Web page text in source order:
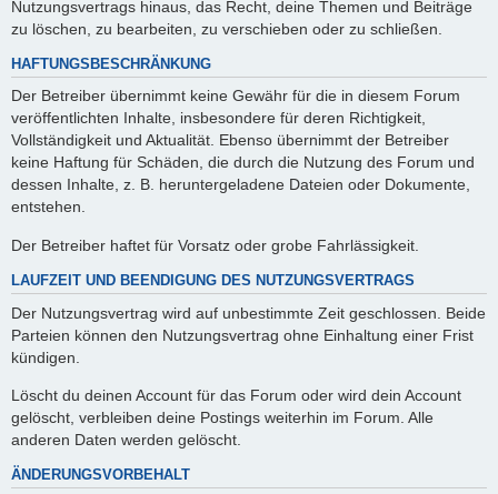
Nutzungsvertrags hinaus, das Recht, deine Themen und Beiträge
zu löschen, zu bearbeiten, zu verschieben oder zu schließen.
HAFTUNGSBESCHRÄNKUNG
Der Betreiber übernimmt keine Gewähr für die in diesem Forum
veröffentlichten Inhalte, insbesondere für deren Richtigkeit,
Vollständigkeit und Aktualität. Ebenso übernimmt der Betreiber
keine Haftung für Schäden, die durch die Nutzung des Forum und
dessen Inhalte, z. B. heruntergeladene Dateien oder Dokumente,
entstehen.
Der Betreiber haftet für Vorsatz oder grobe Fahrlässigkeit.
LAUFZEIT UND BEENDIGUNG DES NUTZUNGSVERTRAGS
Der Nutzungsvertrag wird auf unbestimmte Zeit geschlossen. Beide
Parteien können den Nutzungsvertrag ohne Einhaltung einer Frist
kündigen.
Löscht du deinen Account für das Forum oder wird dein Account
gelöscht, verbleiben deine Postings weiterhin im Forum. Alle
anderen Daten werden gelöscht.
ÄNDERUNGSVORBEHALT